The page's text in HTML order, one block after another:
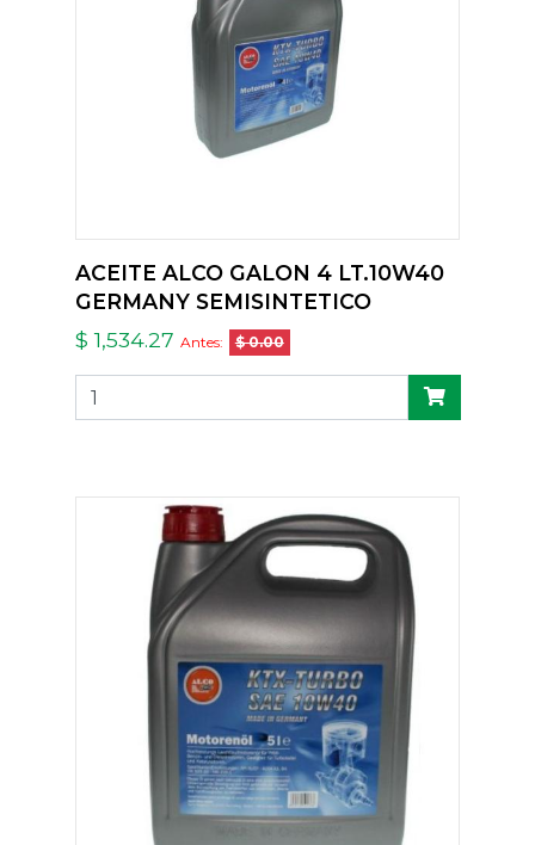
ACEITE ALCO GALON 4 LT.10W40
GERMANY SEMISINTETICO
$ 1,534.27 Antes: $ 0.00